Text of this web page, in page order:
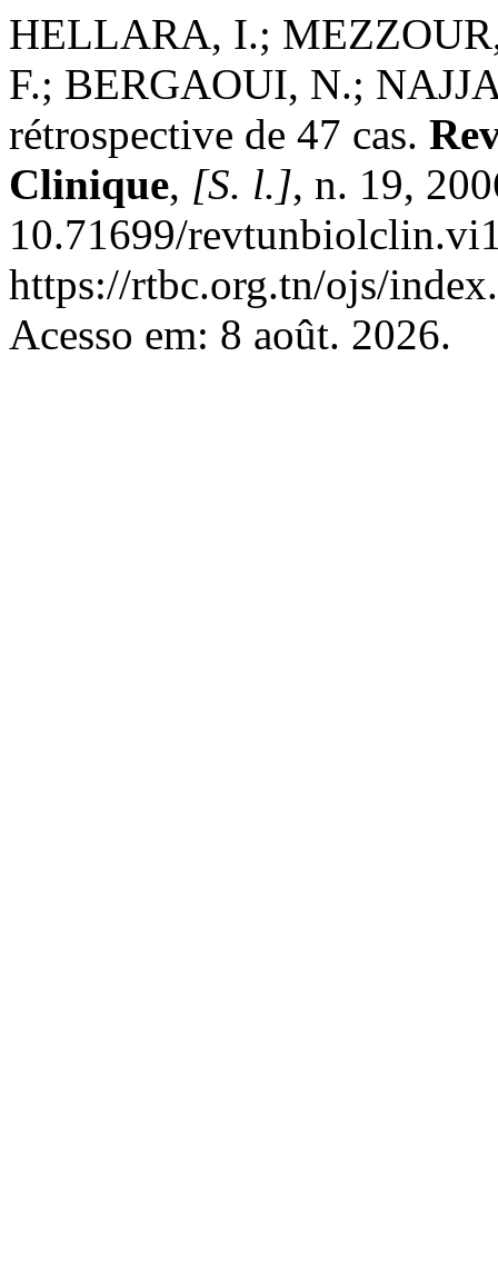
HELLARA, I.;
F.; BERGAOUI, N.;
rétrospective de 47 cas.
Clinique, [S. l.], n. 19,
10.71699/
https://rtbc.org.tn/ojs/
Acesso em: 8 août. 2026.